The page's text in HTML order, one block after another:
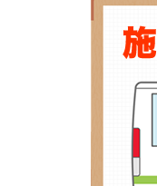
ました